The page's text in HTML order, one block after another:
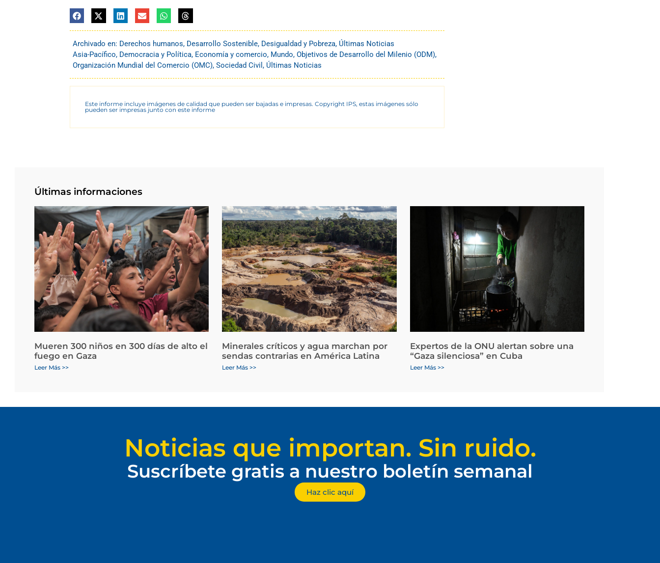
Archivado en: Derechos humanos, Desarrollo Sostenible, Desigualdad y Pobreza, Últimas Noticias
Asia-Pacífico, Democracia y Política, Economía y comercio, Mundo, Objetivos de Desarrollo del Milenio (ODM),
Organización Mundial del Comercio (OMC), Sociedad Civil , Últimas Noticias
Este informe incluye imágenes de calidad que pueden ser bajadas e impresas. Copyright IPS, estas imágenes sólo
pueden ser impresas junto con este informe
Últimas informaciones
Mueren 300 niños en 300 días de alto el
fuego en Gaza
Leer Más >>
Minerales críticos y agua marchan por
sendas contrarias en América Latina
Leer Más >>
Expertos de la ONU alertan sobre una
“Gaza silenciosa” en Cuba
Leer Más >>
Noticias que importan. Sin ruido.
Suscríbete gratis a nuestro boletín semanal
Haz clic aquí